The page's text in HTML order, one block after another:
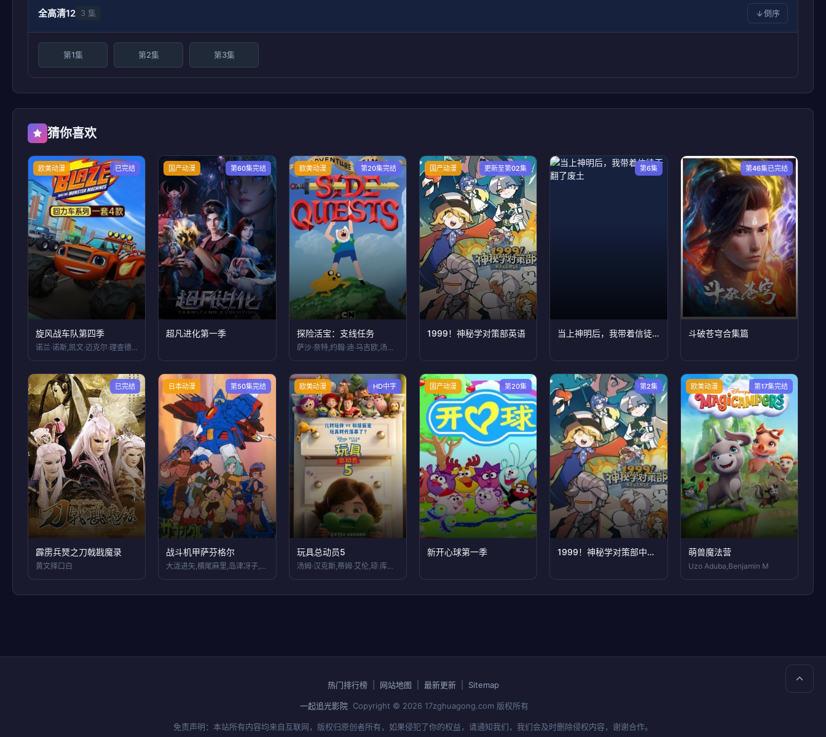
全高清12 3 集 倒序
第1集 第2集 第3集
猜你喜欢
欧美动漫 已完结
旋风战车队第四季
诺兰·诺斯,凯文·迈克尔·理查德森,奈特
国产动漫 第60集完结
超凡进化第一季
欧美动漫 第20集完结
探险活宝：支线任务
萨沙·奈特,约翰·迪·马吉欧,汤姆·肯尼
国产动漫 更新至第02集
1999！神秘学对策部英语
第6集
当上神明后，我带着信徒干翻了废土
第46集已完结
斗破苍穹合集篇
已完结
霹雳兵燹之刀戟戡魔录
黄文择口白
日本动漫 第50集完结
战斗机甲萨芬格尔
大泷进矢,横尾麻里,岛津冴子,古川登志夫
欧美动漫 HD中字
玩具总动员5
汤姆·汉克斯,蒂姆·艾伦,琼·库萨克,格
国产动漫 第20集
新开心球第一季
第2集
1999！神秘学对策部中配版
欧美动漫 第17集完结
萌兽魔法营
Uzo Aduba,Benjamin M
热门排行榜 网站地图 最新更新 Sitemap
一起追光影院 Copyright © 2026 17zghuagong.com 版权所有
免责声明：本站所有内容均来自互联网，版权归原创者所有，如果侵犯了你的权益，请通知我们，我们会及时删除侵权内容，谢谢合作。